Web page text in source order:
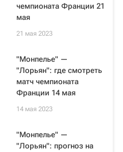
чемпионата Франции 21
мая
21 мая 2023
"Монпелье" —
"Лорьян": где смотреть
матч чемпионата
Франции 14 мая
14 мая 2023
"Монпелье" —
"Лорьян": прогноз на